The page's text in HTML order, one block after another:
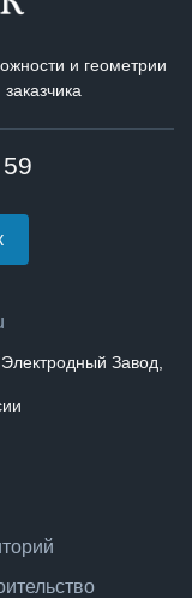
и геометрии
Завод,